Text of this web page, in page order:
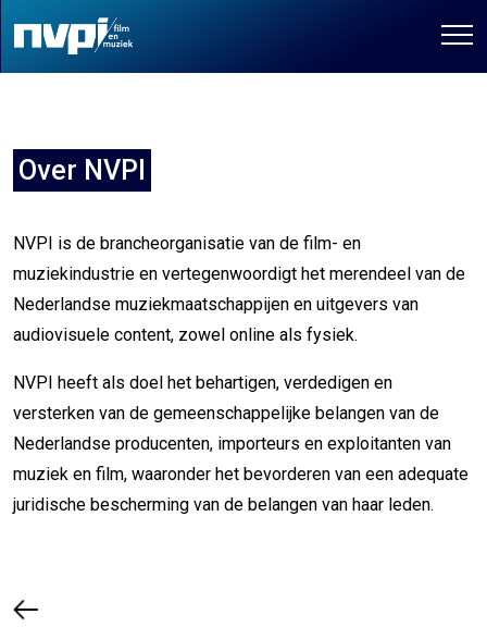
Over NVPI
NVPI is de brancheorganisatie van de film- en
muziekindustrie en vertegenwoordigt het merendeel van de
Nederlandse muziekmaatschappijen en uitgevers van
audiovisuele content, zowel online als fysiek.
NVPI heeft als doel het behartigen, verdedigen en
versterken van de gemeenschappelijke belangen van de
Nederlandse producenten, importeurs en exploitanten van
muziek en film, waaronder het bevorderen van een adequate
juridische bescherming van de belangen van haar leden.